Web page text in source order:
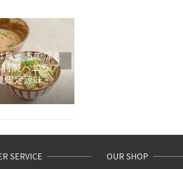
鳥まるで涼む
製バニラア
限定涼味」
SERVICE OUR SHOP